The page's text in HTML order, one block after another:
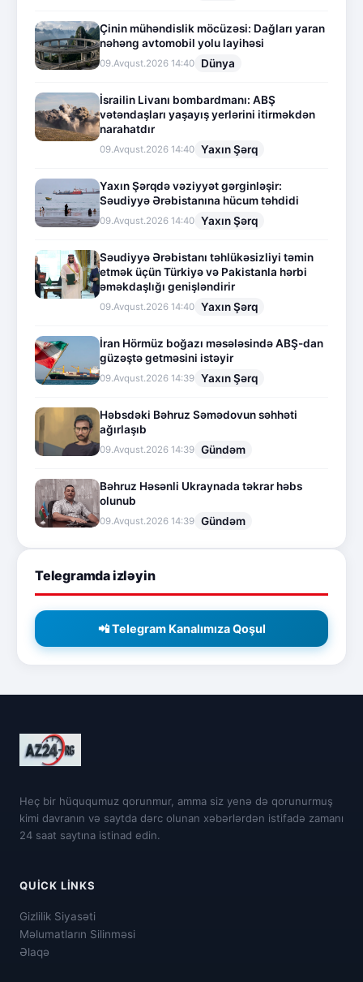
Çinin mühəndislik möcüzəsi: Dağları yaran
nəhəng avtomobil yolu layihəsi
09.Avqust.2026 14:40 Dünya
İsrailin Livanı bombardmanı: ABŞ
vətəndaşları yaşayış yerlərini itirməkdən
narahatdır
09.Avqust.2026 14:40 Yaxın Şərq
Yaxın Şərqdə vəziyyət gərginləşir:
Səudiyyə Ərəbistanına hücum təhdidi
09.Avqust.2026 14:40 Yaxın Şərq
Səudiyyə Ərəbistanı təhlükəsizliyi təmin
etmək üçün Türkiyə və Pakistanla hərbi
əməkdaşlığı genişləndirir
09.Avqust.2026 14:40 Yaxın Şərq
İran Hörmüz boğazı məsələsində ABŞ-dan
güzəştə getməsini istəyir
09.Avqust.2026 14:39 Yaxın Şərq
Həbsdəki Bəhruz Səmədovun səhhəti
ağırlaşıb
09.Avqust.2026 14:39 Gündəm
Bəhruz Həsənli Ukraynada təkrar həbs
olunub
09.Avqust.2026 14:39 Gündəm
Telegramda izləyin
📲 Telegram Kanalımıza Qoşul
Heç bir hüququmuz qorunmur, amma siz yenə də qorunurmuş
kimi davranın və saytda dərc olunan xəbərlərdən istifadə zamanı
24 saat saytına istinad edin.
QUICK LINKS
Gizlilik Siyasəti
Məlumatların Silinməsi
Əlaqə